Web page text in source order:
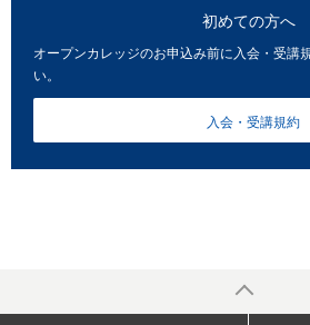
初めての方へ
オープンカレッジのお申込み前に入会・受講
い。
入会・受講規約